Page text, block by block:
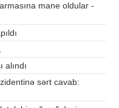
mane oldular -
alındı
sərt cavab: